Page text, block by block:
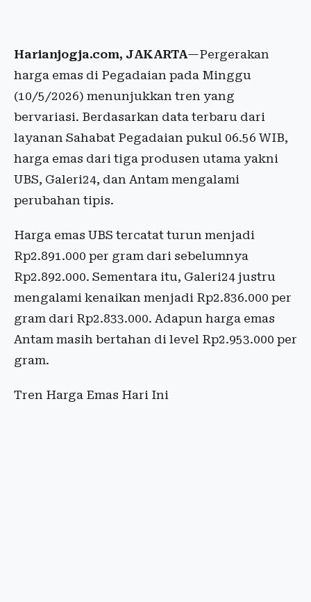
Harianjogja.com, JAKARTA—Pergerakan
harga emas di Pegadaian pada Minggu
(10/5/2026) menunjukkan tren yang
bervariasi. Berdasarkan data terbaru dari
layanan Sahabat Pegadaian pukul 06.56 WIB,
harga emas dari tiga produsen utama yakni
UBS, Galeri24, dan Antam mengalami
perubahan tipis.
Harga emas UBS tercatat turun menjadi
Rp2.891.000 per gram dari sebelumnya
Rp2.892.000. Sementara itu, Galeri24 justru
mengalami kenaikan menjadi Rp2.836.000 per
gram dari Rp2.833.000. Adapun harga emas
Antam masih bertahan di level Rp2.953.000 per
gram.
Tren Harga Emas Hari Ini